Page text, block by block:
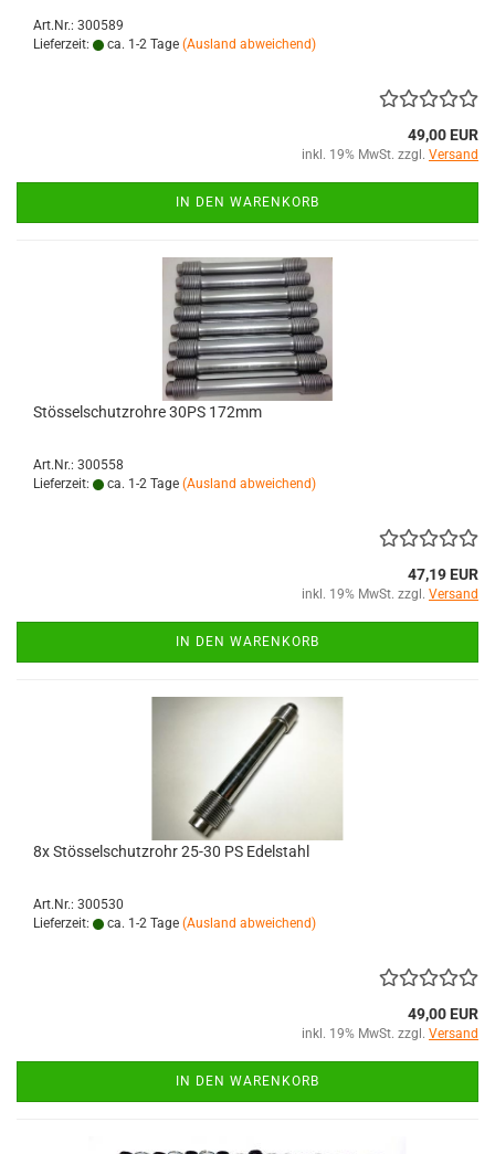
Art.Nr.: 300589
Lieferzeit:
ca. 1-2 Tage (Ausland abweichend)
49,00 EUR
inkl. 19% MwSt. zzgl. Versand
IN DEN WARENKORB
Stösselschutzrohre 30PS 172mm
Art.Nr.: 300558
Lieferzeit:
ca. 1-2 Tage (Ausland abweichend)
47,19 EUR
inkl. 19% MwSt. zzgl. Versand
IN DEN WARENKORB
8x Stösselschutzrohr 25-30 PS Edelstahl
Art.Nr.: 300530
Lieferzeit:
ca. 1-2 Tage (Ausland abweichend)
49,00 EUR
inkl. 19% MwSt. zzgl. Versand
IN DEN WARENKORB